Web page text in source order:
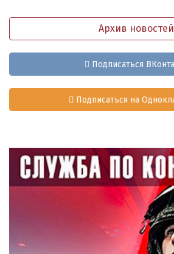
Архив новостей
Подписаться
Подписаться на